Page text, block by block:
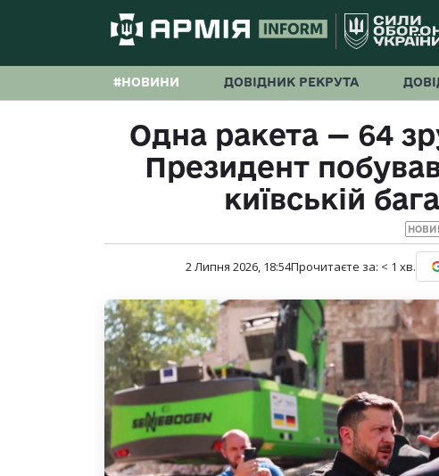
#НОВИНИ ДОВІДНИК РЕКРУТА
Одна ракета — 64
Президент
київській
2 Липня 2026, 18:54Прочитаєте за: < 1 хв.